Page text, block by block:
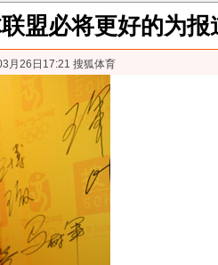
盟必将更好的为报
月26日17:21 搜狐体育